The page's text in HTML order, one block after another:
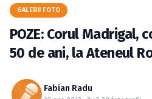
BILETE
GALERII FOTO
POZE: Corul Madrigal,
50 de ani, la Ateneul
Fabian Radu